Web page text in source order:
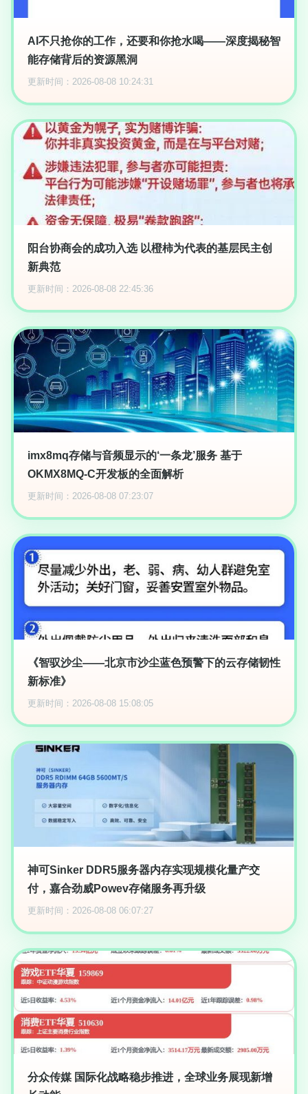
AI不只抢你的工作，还要和你抢水喝——深度揭秘智
能存储背后的资源黑洞
更新时间：2026-08-08 10:24:31
阳台协商会的成功入选 以橙柿为代表的基层民主创
新典范
更新时间：2026-08-08 22:45:36
imx8mq存储与音频显示的‘一条龙’服务 基于
OKMX8MQ-C开发板的全面解析
更新时间：2026-08-08 07:23:07
《智驭沙尘——北京市沙尘蓝色预警下的云存储韧性
新标准》
更新时间：2026-08-08 15:08:05
神可Sinker DDR5服务器内存实现规模化量产交
付，嘉合劲威Powev存储服务再升级
更新时间：2026-08-08 06:07:27
分众传媒 国际化战略稳步推进，全球业务展现新增